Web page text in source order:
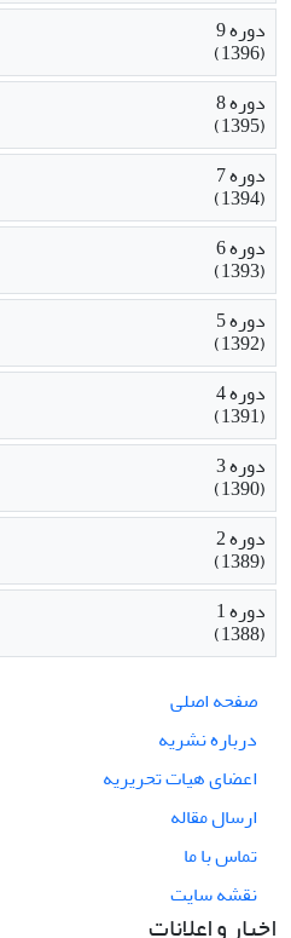
دوره 9
(1396)
دوره 8
(1395)
دوره 7
(1394)
دوره 6
(1393)
دوره 5
(1392)
دوره 4
(1391)
دوره 3
(1390)
دوره 2
(1389)
دوره 1
(1388)
صفحه اصلی
درباره نشریه
اعضای هیات تحریریه
ارسال مقاله
تماس با ما
نقشه سایت
اخبار و اعلانات